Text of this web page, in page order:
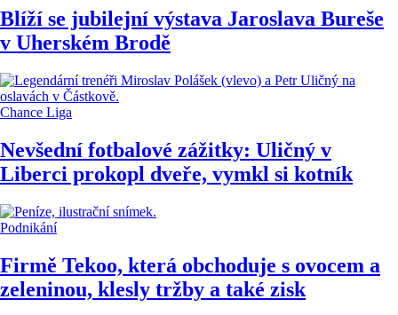
Blíží se jubilejní výstava Jaroslava Bureše
v Uherském Brodě
Chance Liga
Nevšední fotbalové zážitky: Uličný v
Liberci prokopl dveře, vymkl si kotník
Podnikání
Firmě Tekoo, která obchoduje s ovocem a
zeleninou, klesly tržby a také zisk